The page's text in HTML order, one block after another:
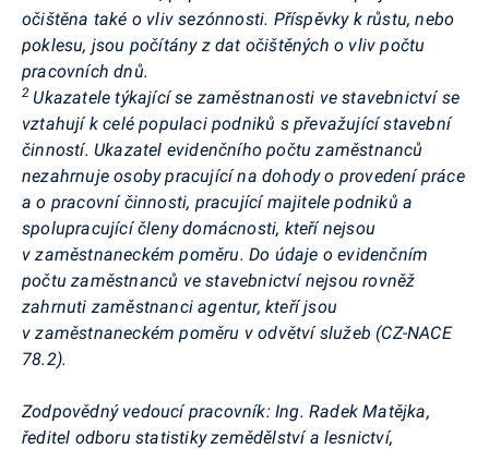
očištěna také o vliv sezónnosti. Příspěvky k růstu, nebo
poklesu, jsou počítány z dat očištěných o vliv počtu
pracovních dnů.
2 Ukazatele týkající se zaměstnanosti ve stavebnictví se
vztahují k celé populaci podniků s převažující stavební
činností. Ukazatel evidenčního počtu zaměstnanců
nezahrnuje osoby pracující na dohody o provedení práce
a o pracovní činnosti, pracující majitele podniků a
spolupracující členy domácnosti, kteří nejsou
v zaměstnaneckém poměru. Do údaje o evidenčním
počtu zaměstnanců ve stavebnictví nejsou rovněž
zahrnuti zaměstnanci agentur, kteří jsou
v zaměstnaneckém poměru v odvětví služeb (CZ-NACE
78.2).
Zodpovědný vedoucí pracovník: Ing. Radek Matějka,
ředitel odboru statistiky zemědělství a lesnictví,